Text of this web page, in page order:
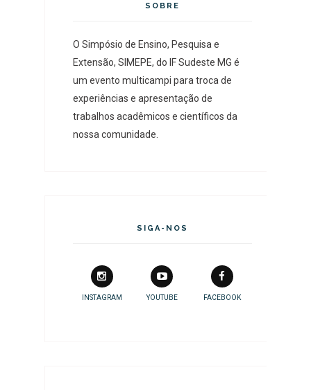
SOBRE
O Simpósio de Ensino, Pesquisa e
Extensão, SIMEPE, do IF Sudeste MG é
um evento multicampi para troca de
experiências e apresentação de
trabalhos acadêmicos e científicos da
nossa comunidade.
SIGA-NOS
INSTAGRAM YOUTUBE FACEBOOK